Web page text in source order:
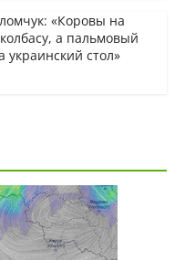
«Коровы на
а пальмовый
украинский стол»